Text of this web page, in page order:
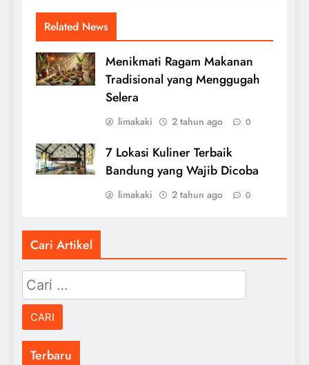
Related News
Menikmati Ragam Makanan
Tradisional yang Menggugah
Selera
limakaki 2 tahun ago 0
7 Lokasi Kuliner Terbaik
Bandung yang Wajib Dicoba
limakaki 2 tahun ago 0
Cari Artikel
Cari
untuk:
Terbaru